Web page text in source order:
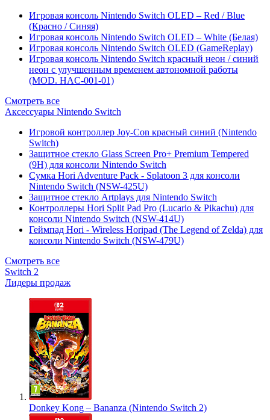
Игровая консоль Nintendo Switch OLED – Red / Blue
(Красно / Синяя)
Игровая консоль Nintendo Switch OLED – White (Белая)
Игровая консоль Nintendo Switch OLED (GameReplay)
Игровая консоль Nintendo Switch красный неон / синий
неон с улучшенным временем автономной работы
(MOD. HAC-001-01)
Смотреть все
Аксессуары Nintendo Switch
Игровой контроллер Joy-Con красный синий (Nintendo
Switch)
Защитное стекло Glass Screen Pro+ Premium Tempered
(9H) для консоли Nintendo Switch
Сумка Hori Adventure Pack - Splatoon 3 для консоли
Nintendo Switch (NSW-425U)
Защитное стекло Artplays для Nintendo Switch
Контроллеры Hori Split Pad Pro (Lucario & Pikachu) для
консоли Nintendo Switch (NSW-414U)
Геймпад Hori - Wireless Horipad (The Legend of Zelda) для
консоли Nintendo Switch (NSW-479U)
Смотреть все
Switch 2
Лидеры продаж
Donkey Kong – Bananza (Nintendo Switch 2)